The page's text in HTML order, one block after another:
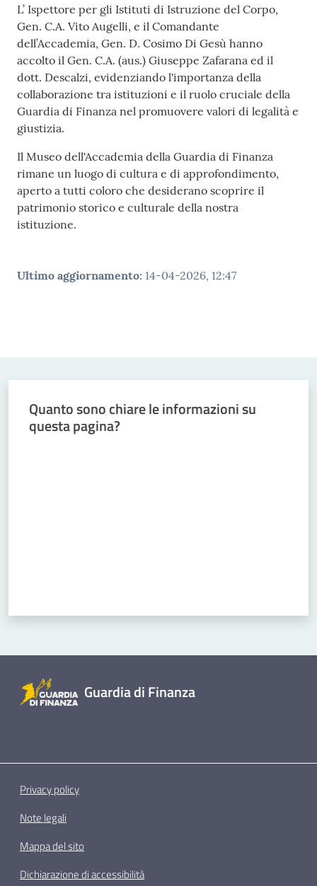
L’ Ispettore per gli Istituti di Istruzione del Corpo,
Gen. C.A. Vito Augelli, e il Comandante
dell’Accademia, Gen. D. Cosimo Di Gesù hanno
accolto il Gen. C.A. (aus.) Giuseppe Zafarana ed il
dott. Descalzi, evidenziando l'importanza della
collaborazione tra istituzioni e il ruolo cruciale della
Guardia di Finanza nel promuovere valori di legalità e
giustizia.
Il Museo dell'Accademia della Guardia di Finanza
rimane un luogo di cultura e di approfondimento,
aperto a tutti coloro che desiderano scoprire il
patrimonio storico e culturale della nostra
istituzione.
Ultimo aggiornamento: 14-04-2026, 12:47
Quanto sono chiare le informazioni su
questa pagina?
Guardia di Finanza
Privacy policy
Note legali
Mappa del sito
Dichiarazione di accessibilità